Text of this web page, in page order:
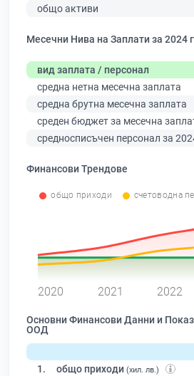
общо активи
Месечни Нива на Заплати за 2024
вид заплата / персонал
средна нетна месечна заплата
средна брутна месечна заплата
среден бюджет за месечна
средносписъчен персонал за
Финансови Трендове
общо приходи счетоводна
2020 2021 2022
Основни Финансови Данни и
ООД
1. общо приходи (хил. лв.)